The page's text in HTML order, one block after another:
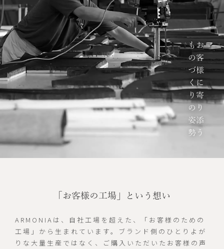
お
客
様
に
寄
り
添
う
も
の
づ
く
り
の
姿
勢
「お客様の工場」という想い
ARMONIAは、自社工場を超えた、「お客様のための
工場」から生まれています。ブランド側のひとりよが
りな大量生産ではなく、ご購入いただいたお客様の声